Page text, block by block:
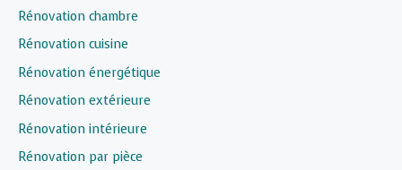
Rénovation chambre
Rénovation cuisine
Rénovation énergétique
Rénovation extérieure
Rénovation intérieure
Rénovation par pièce